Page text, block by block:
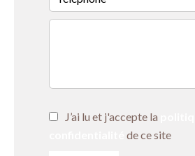
J’ai lu et j'accepte la
de ce site